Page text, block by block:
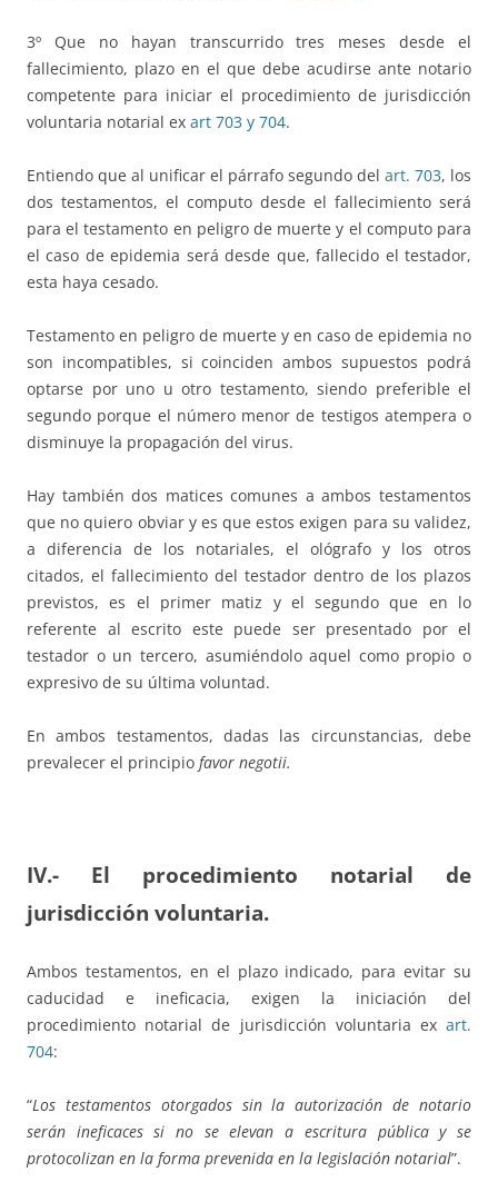
3º Que no hayan transcurrido tres meses desde el
fallecimiento, plazo en el que debe acudirse ante notario
competente para iniciar el procedimiento de jurisdicción
voluntaria notarial ex art 703 y 704.
Entiendo que al unificar el párrafo segundo del art. 703, los
dos testamentos, el computo desde el fallecimiento será
para el testamento en peligro de muerte y el computo para
el caso de epidemia será desde que, fallecido el testador,
esta haya cesado.
Testamento en peligro de muerte y en caso de epidemia no
son incompatibles, si coinciden ambos supuestos podrá
optarse por uno u otro testamento, siendo preferible el
segundo porque el número menor de testigos atempera o
disminuye la propagación del virus.
Hay también dos matices comunes a ambos testamentos
que no quiero obviar y es que estos exigen para su validez,
a diferencia de los notariales, el ológrafo y los otros
citados, el fallecimiento del testador dentro de los plazos
previstos, es el primer matiz y el segundo que en lo
referente al escrito este puede ser presentado por el
testador o un tercero, asumiéndolo aquel como propio o
expresivo de su última voluntad.
En ambos testamentos, dadas las circunstancias, debe
prevalecer el principio favor negotii.
IV.- El procedimiento notarial de
jurisdicción voluntaria.
Ambos testamentos, en el plazo indicado, para evitar su
caducidad e ineficacia, exigen la iniciación del
procedimiento notarial de jurisdicción voluntaria ex art.
704:
“Los testamentos otorgados sin la autorización de notario
serán ineficaces si no se elevan a escritura pública y se
protocolizan en la forma prevenida en la legislación notarial”.